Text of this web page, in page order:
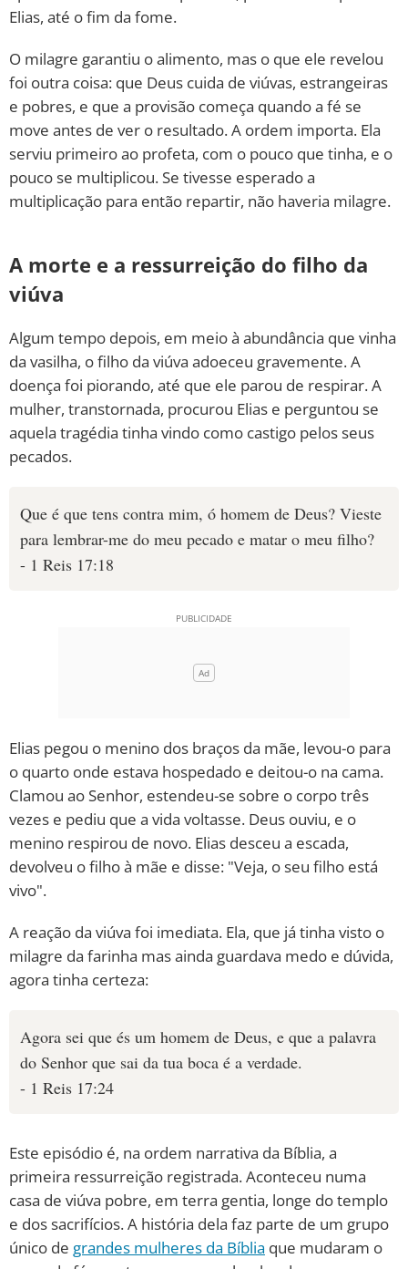
Elias, até o fim da fome.
O milagre garantiu o alimento, mas o que ele revelou
foi outra coisa: que Deus cuida de viúvas, estrangeiras
e pobres, e que a provisão começa quando a fé se
move antes de ver o resultado. A ordem importa. Ela
serviu primeiro ao profeta, com o pouco que tinha, e o
pouco se multiplicou. Se tivesse esperado a
multiplicação para então repartir, não haveria milagre.
A morte e a ressurreição do filho da
viúva
Algum tempo depois, em meio à abundância que vinha
da vasilha, o filho da viúva adoeceu gravemente. A
doença foi piorando, até que ele parou de respirar. A
mulher, transtornada, procurou Elias e perguntou se
aquela tragédia tinha vindo como castigo pelos seus
pecados.
Que é que tens contra mim, ó homem de Deus? Vieste
para lembrar-me do meu pecado e matar o meu filho?
- 1 Reis 17:18
Elias pegou o menino dos braços da mãe, levou-o para
o quarto onde estava hospedado e deitou-o na cama.
Clamou ao Senhor, estendeu-se sobre o corpo três
vezes e pediu que a vida voltasse. Deus ouviu, e o
menino respirou de novo. Elias desceu a escada,
devolveu o filho à mãe e disse: "Veja, o seu filho está
vivo".
A reação da viúva foi imediata. Ela, que já tinha visto o
milagre da farinha mas ainda guardava medo e dúvida,
agora tinha certeza:
Agora sei que és um homem de Deus, e que a palavra
do Senhor que sai da tua boca é a verdade.
- 1 Reis 17:24
Este episódio é, na ordem narrativa da Bíblia, a
primeira ressurreição registrada. Aconteceu numa
casa de viúva pobre, em terra gentia, longe do templo
e dos sacrifícios. A história dela faz parte de um grupo
único de grandes mulheres da Bíblia que mudaram o